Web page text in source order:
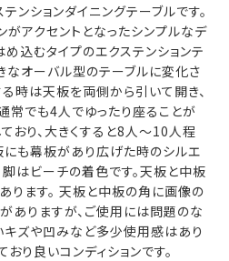
ンションダイニングテーブルです。
アクセントとなったシンプルなデ
込むタイプのエクステンションテ
なオーバル型のテーブルに変化さ
時は天板を両側から引いて開き、
常でも4人でゆったり座ることが
おり、大きくすると8人～10人程
にも幕板があり広げた時のシルエ
脚はビーチの着色です。天板と中板
ります。 天板と中板の角に画像の
ありますが、ご使用には問題のな
キズや凹みなど多少使用感はあり
おり良いコンディションです。